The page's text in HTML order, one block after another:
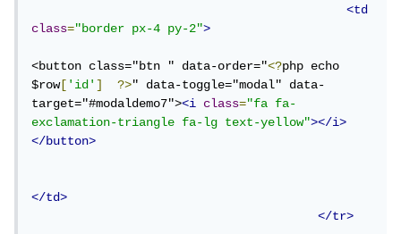
<td
class="border px-4 py-2">
<button class="btn " data-order="<?php echo
$row['id'] ?>" data-toggle="modal" data-
target="#modaldemo7"><i class="fa fa-
exclamation-triangle fa-lg text-yellow"></i>
</button>
</td>
</tr>